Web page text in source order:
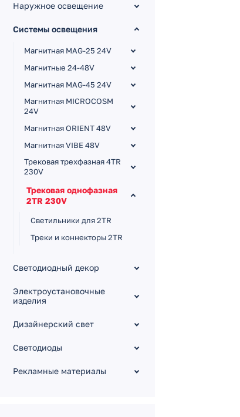
Наружное освещение
Системы освещения
Магнитная MAG-25 24V
Магнитные 24-48V
Магнитная MAG-45 24V
Магнитная MICROCOSM
24V
Магнитная ORIENT 48V
Магнитная VIBE 48V
Трековая трехфазная 4TR
230V
Трековая однофазная
2TR 230V
Светильники для 2TR
Треки и коннекторы 2TR
Система CLIP-38
Система на ремнях
INBELT 48V
Светодиодный декор
Электроустановочные
изделия
Дизайнерский свет
Светодиоды
Рекламные материалы